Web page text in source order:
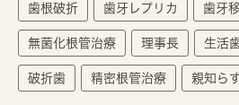
歯根破折 歯牙レプリカ 歯牙
無菌化根管治療 理事長 生活
破折歯 精密根管治療 親知ら